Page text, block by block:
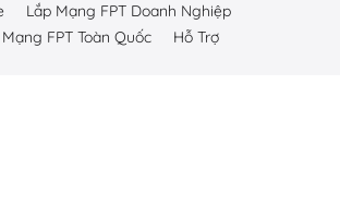
Lắp Mạng FPT Doanh Nghiệp
FPT Toàn Quốc
Hỗ Trợ